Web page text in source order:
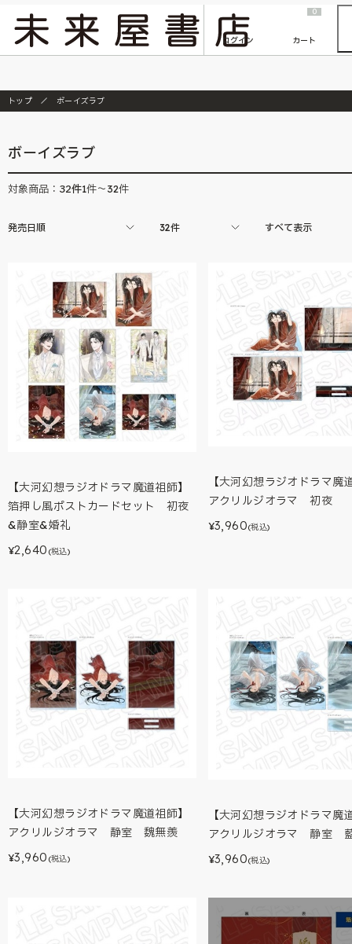
『ONE PIECE magazine 021 ONE PIECEカード付き同梱版』発売延期のご案内
ログイン
0
カート
トップ ボーイズラブ
ボーイズラブ
対象商品： 32件1件～32件
発売日順 32件 すべて表示
【大河幻想ラジオドラマ魔道祖師】
箔押し風ポストカードセット 初夜
&静室&婚礼
¥2,640 (税込)
【大河幻想ラジオドラマ魔
アクリルジオラマ 初夜
¥3,960(税込)
【大河幻想ラジオドラマ魔道祖師】
アクリルジオラマ 静室 魏無羨
¥3,960 (税込)
【大河幻想ラジオドラマ魔
アクリルジオラマ 静室
¥3,960(税込)